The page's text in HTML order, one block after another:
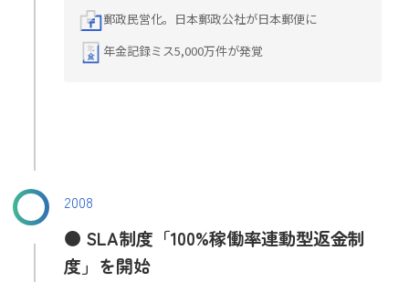
郵政民営化。日本郵政公社が日本郵便に
年金記録ミス5,000万件が発覚
2008
SLA制度「100%稼働率連動型返金制
度」を開始